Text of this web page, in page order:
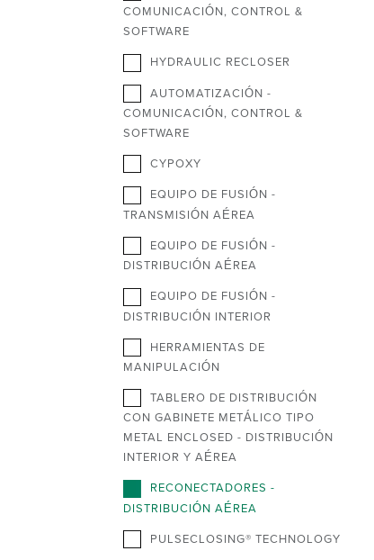
COMUNICACIÓN, CONTROL &
SOFTWARE
HYDRAULIC RECLOSER
AUTOMATIZACIÓN -
COMUNICACIÓN, CONTROL &
SOFTWARE
CYPOXY
EQUIPO DE FUSIÓN -
TRANSMISIÓN AÉREA
EQUIPO DE FUSIÓN -
DISTRIBUCIÓN AÉREA
EQUIPO DE FUSIÓN -
DISTRIBUCIÓN INTERIOR
HERRAMIENTAS DE
MANIPULACIÓN
TABLERO DE DISTRIBUCIÓN
CON GABINETE METÁLICO TIPO
METAL ENCLOSED - DISTRIBUCIÓN
INTERIOR Y AÉREA
RECONECTADORES -
DISTRIBUCIÓN AÉREA
PULSECLOSING® TECHNOLOGY